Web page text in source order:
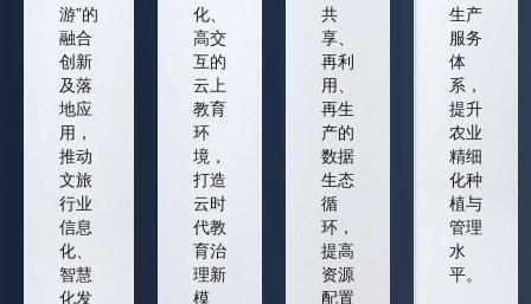
游”的
融合
创新
及落
地应
用，
推动
文旅
行业
信息
化、
智慧
化发
化、
高交
互的
云上
教育
环
境，
打造
云时
代教
育治
理新
模
共
享、
再利
用、
再生
产的
数据
生态
循
环，
提高
资源
配置
生产
服务
体
系，
提升
农业
精细
化种
植与
管理
水
平。